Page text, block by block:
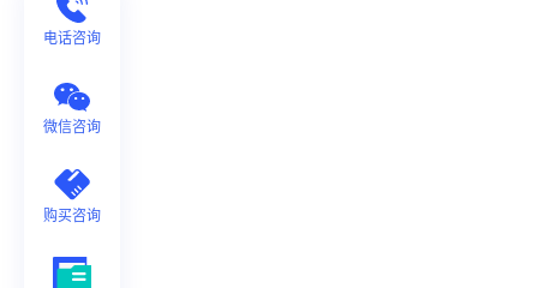
电话咨询
微信咨询
购买咨询